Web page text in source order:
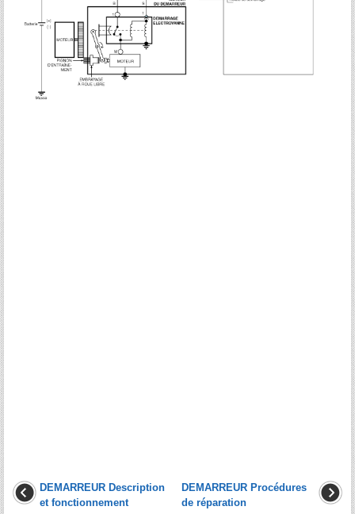
DEMARREUR Description
et fonctionnement
DEMARREUR Procédures
de réparation